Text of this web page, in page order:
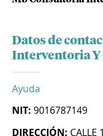
Datos de
Interventoria Y
Ayuda
NIT: 9016787149
DIRECCIÓN: CALLE